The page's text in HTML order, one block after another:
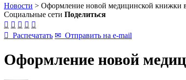
Новости > Оформление новой медицинской книжки
Социальные сети Поделиться
    
 Распечатать ✉ Отправить на e-mail
Оформление новой